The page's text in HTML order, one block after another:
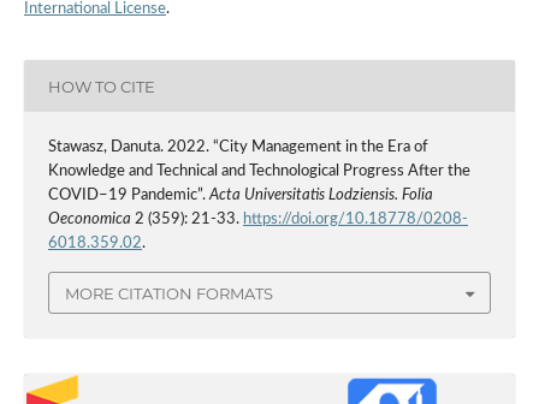
International License.
HOW TO CITE
Stawasz, Danuta. 2022. “City Management in the Era of
Knowledge and Technical and Technological Progress After the
COVID–19 Pandemic”.Acta Universitatis Lodziensis. Folia
Oeconomica 2 (359): 21-33. https://doi.org/10.18778/0208-
6018.359.02.
MORE CITATION FORMATS